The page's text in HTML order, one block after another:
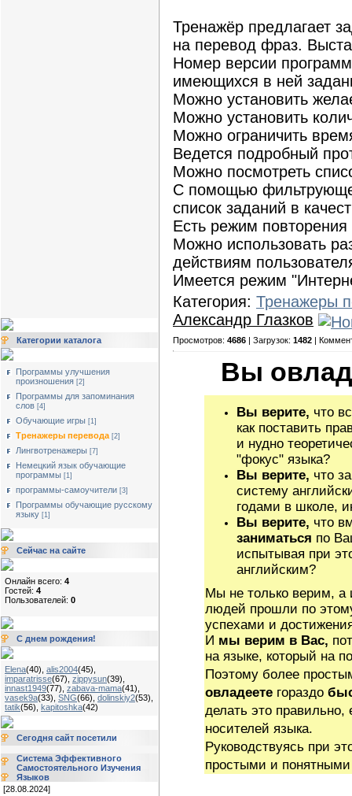
Категории каталога
Программы улучшения
произношения [2]
Программы для запоминания
слов [4]
Обучающие игры [1]
Тренажеры перевода [2]
Лингвотренажеры [7]
Немецкий язык обучающие
программы [1]
программы-самоучители [3]
Программы обучающие русскому
языку [1]
Сейчас на сайте
Онлайн всего: 4
Гостей: 4
Пользователей: 0
С днем рождения!
Elena(40) alis2004(45)
imparatrisse(67) zippysun(39)
innast1949(77) zabava-mama(41)
vasek9a(33) SNG(66) dolinskiy2(53)
tatik(56) kapitoshka(42)
Сегодня сайт посетили
Система Эффективного
Самостоятельного Изучения
Языков
[28.08.2024]
Тренажёр предлагает
на перевод фраз.
Номер версии
имеющихся в ней
Можно установить
Можно установить
Можно ограничить
Ведется подробный
Можно посмотреть
С помощью
список заданий в
Есть режим повторения
Можно использовать
действиям
Имеется режим
Категория: Тренажеры
Александр Глазков
Просмотров: 4686 | Загрузок: 1482 |
Вы
Вы верите, что
как поставить
и нудно
"фокус" языка?
Вы верите, что
систему
годами в школе,
Вы верите, что
заниматься по
испытывая при
английским?
Мы не только верим, а
людей прошли по
успехами и
И мы верим в Вас,
на языке, который на
Поэтому более
овладеете гораздо
делать это
носителей языка.
Руководствуясь при
простыми и